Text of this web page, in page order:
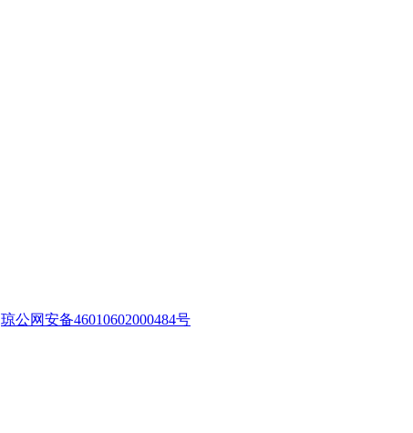
琼公网安备46010602000484号